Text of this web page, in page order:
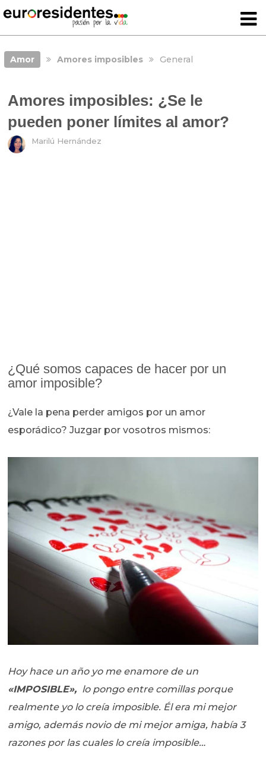
Amor Amores imposibles General
Amores imposibles: ¿Se le
pueden poner límites al amor?
Marilú Hernández
¿Qué somos capaces de hacer por un
amor imposible?
¿Vale la pena perder amigos por un amor
esporádico? Juzgar por vosotros mismos:
Hoy hace un año yo me enamore de un
«IMPOSIBLE», lo pongo entre comillas porque
realmente yo lo creía imposible. Él era mi mejor
amigo, además novio de mi mejor amiga, había 3
razones por las cuales lo creía imposible…